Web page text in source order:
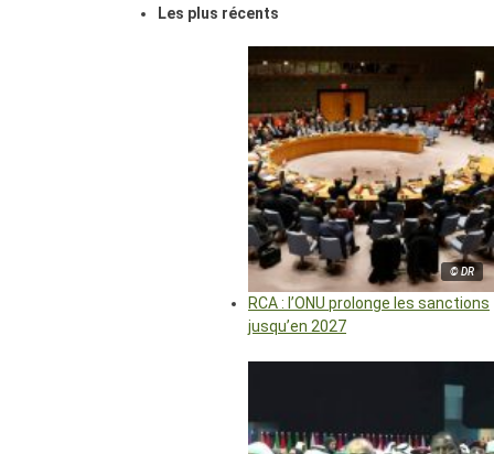
Les plus récents
© DR
RCA : l’ONU prolonge les sanctions
jusqu’en 2027